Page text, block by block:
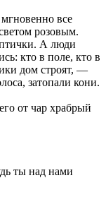
все
розовым.
птички. А люди
кто в поле, кто в
дом строят, —
затопали кони.
от чар храбрый
ты над нами